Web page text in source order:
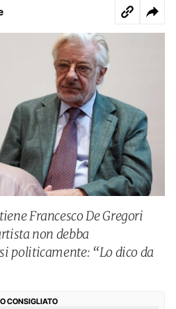
Francesco De Gregori
non debba
politicamente: “Lo dico da
CONSIGLIATO